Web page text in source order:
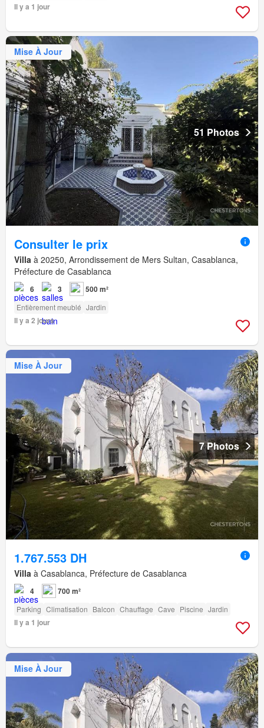
Il y a 1 jour
Mise À Jour
51 Photos
Consulter le prix
Villa à 20250, Arrondissement de Mers Sultan, Casablanca,
Préfecture de Casablanca
6 3 500 m²
Entièrement meublé Jardin
Il y a 2 jours
Mise À Jour
7 Photos
1.767.553 DH
Villa à Casablanca, Préfecture de Casablanca
4 700 m²
Parking Climatisation Balcon Chauffage Cave Piscine Jardin
Il y a 1 jour
Mise À Jour